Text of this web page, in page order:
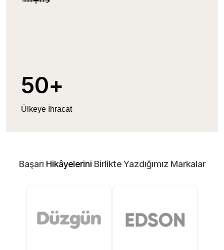
50+
Ülkeye İhracat
Başarı Hikâyelerini Birlikte Yazdığımız Markalar